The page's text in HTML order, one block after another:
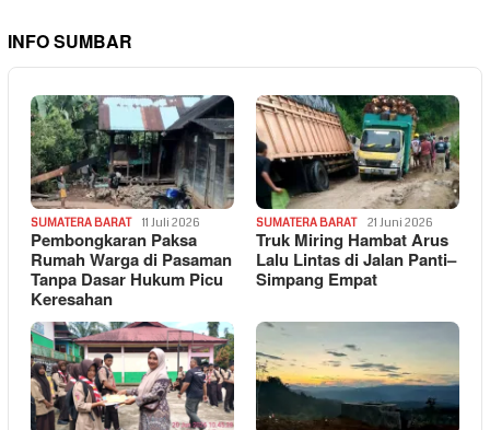
INFO SUMBAR
SUMATERA BARAT 11 Juli 2026
Pembongkaran Paksa
Rumah Warga di Pasaman
Tanpa Dasar Hukum Picu
Keresahan
SUMATERA BARAT 21 Juni 2026
Truk Miring Hambat Arus
Lalu Lintas di Jalan Panti–
Simpang Empat